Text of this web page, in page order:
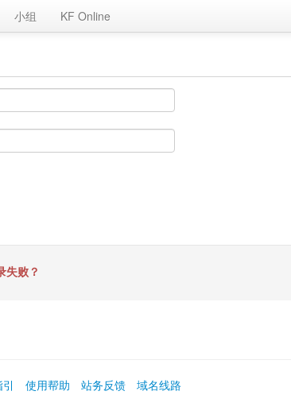
小组 KF Online
失败？
使用帮助 站务反馈 域名线路